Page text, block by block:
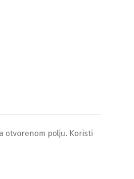
otvorenom polju. Koristi